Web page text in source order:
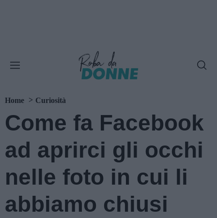
Home Curiosità
Come fa Facebook
ad aprirci gli occhi
nelle foto in cui li
abbiamo chiusi